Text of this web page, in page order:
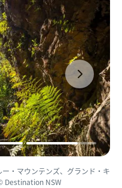
・マウンテンズ、グランド・キ
Destination NSW